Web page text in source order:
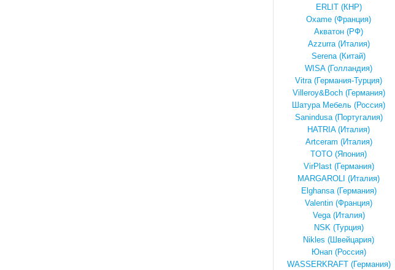
ERLIT (КНР)
Oxame (Франция)
Акватон (РФ)
Azzurrа (Италия)
Serena (Китай)
WISA (Голландия)
Vitra (Германия-Турция)
Villeroy&Boch (Германия)
Шатура Мебель (Россия)
Sanindusa (Португалия)
HATRIA (Италия)
Artceram (Италия)
TOTO (Япония)
VirPlast (Германия)
MARGAROLI (Италия)
Elghansa (Германия)
Valentin (Франция)
Vega (Италия)
NSK (Турция)
Nikles (Швейцария)
Юнап (Россия)
WASSERKRAFT (Германия)